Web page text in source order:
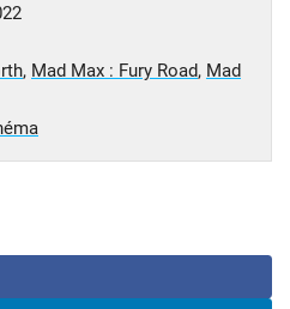
, Mad Max : Fury Road, Mad